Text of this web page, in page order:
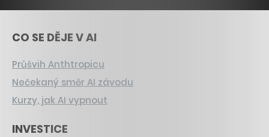
CO SE DĚJE V AI
Průšvih Anthtropicu
Nečekaný směr AI závodu
Kurzy, jak AI vypnout
INVESTICE